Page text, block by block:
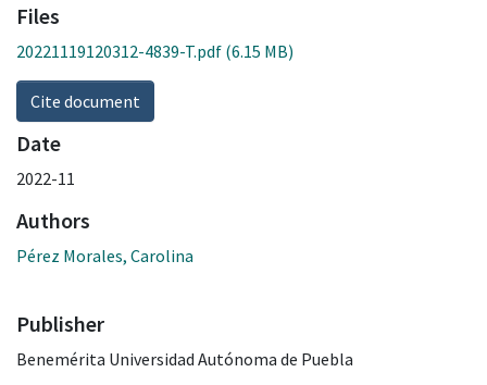
Files
20221119120312-4839-T.pdf (6.15 MB)
Cite document
Date
2022-11
Authors
Pérez Morales, Carolina
Publisher
Benemérita Universidad Autónoma de Puebla